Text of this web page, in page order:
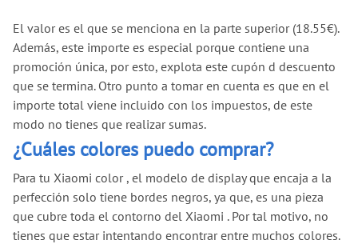
El valor es el que se menciona en la parte superior (18.55€).
Además, este importe es especial porque contiene una
promoción única, por esto, explota este cupón d descuento
que se termina. Otro punto a tomar en cuenta es que en el
importe total viene incluido con los impuestos, de este
modo no tienes que realizar sumas.
¿Cuáles colores puedo comprar?
Para tu Xiaomi color , el modelo de display que encaja a la
perfección solo tiene bordes negros, ya que, es una pieza
que cubre toda el contorno del Xiaomi . Por tal motivo, no
tienes que estar intentando encontrar entre muchos colores.